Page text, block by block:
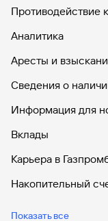
Противодействие
Аналитика
Аресты и
Сведения о
Информация для
Вклады
Карьера в
Накопительный
Показать все